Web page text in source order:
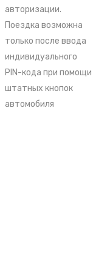
авторизации.
Поездка возможна
только после ввода
индивидуального
PIN-кода при помощи
штатных кнопок
автомобиля